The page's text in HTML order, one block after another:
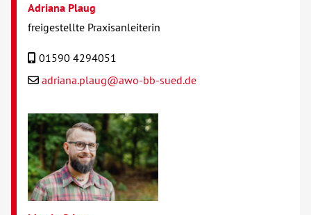
Adriana Plaug
freigestellte Praxisanleiterin
01590 4294051
adriana.plaug@awo-bb-sued.de